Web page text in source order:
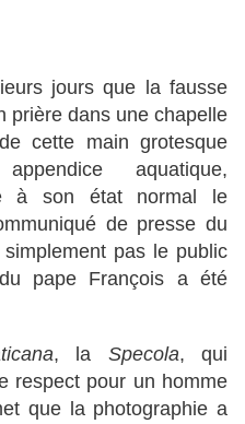
jours que la fausse
prière dans une chapelle
cette main grotesque
aquatique,
à son état normal le
de presse du
pas le public
pape François a été
, la Specola, qui
respect pour un homme
que la photographie a